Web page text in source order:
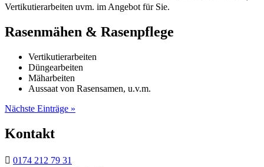
Vertikutierarbeiten uvm. im Angebot für Sie.
Rasenmähen & Rasenpflege
Vertikutierarbeiten
Düngearbeiten
Mäharbeiten
Aussaat von Rasensamen, u.v.m.
Nächste Einträge »
Kontakt
 0174 212 79 31